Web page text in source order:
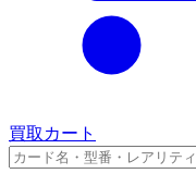
買取カート